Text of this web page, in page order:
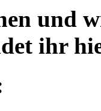
und
ihr